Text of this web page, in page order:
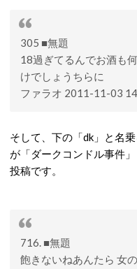
305 ■無題
18過ぎてるんでお酒も
けでしょうちらに
ファラオ 2011-11-03
そして、下の「dk」と名
が「ダークコンドル事件
投稿です。
716. ■無題
飽きないねあんたら 女